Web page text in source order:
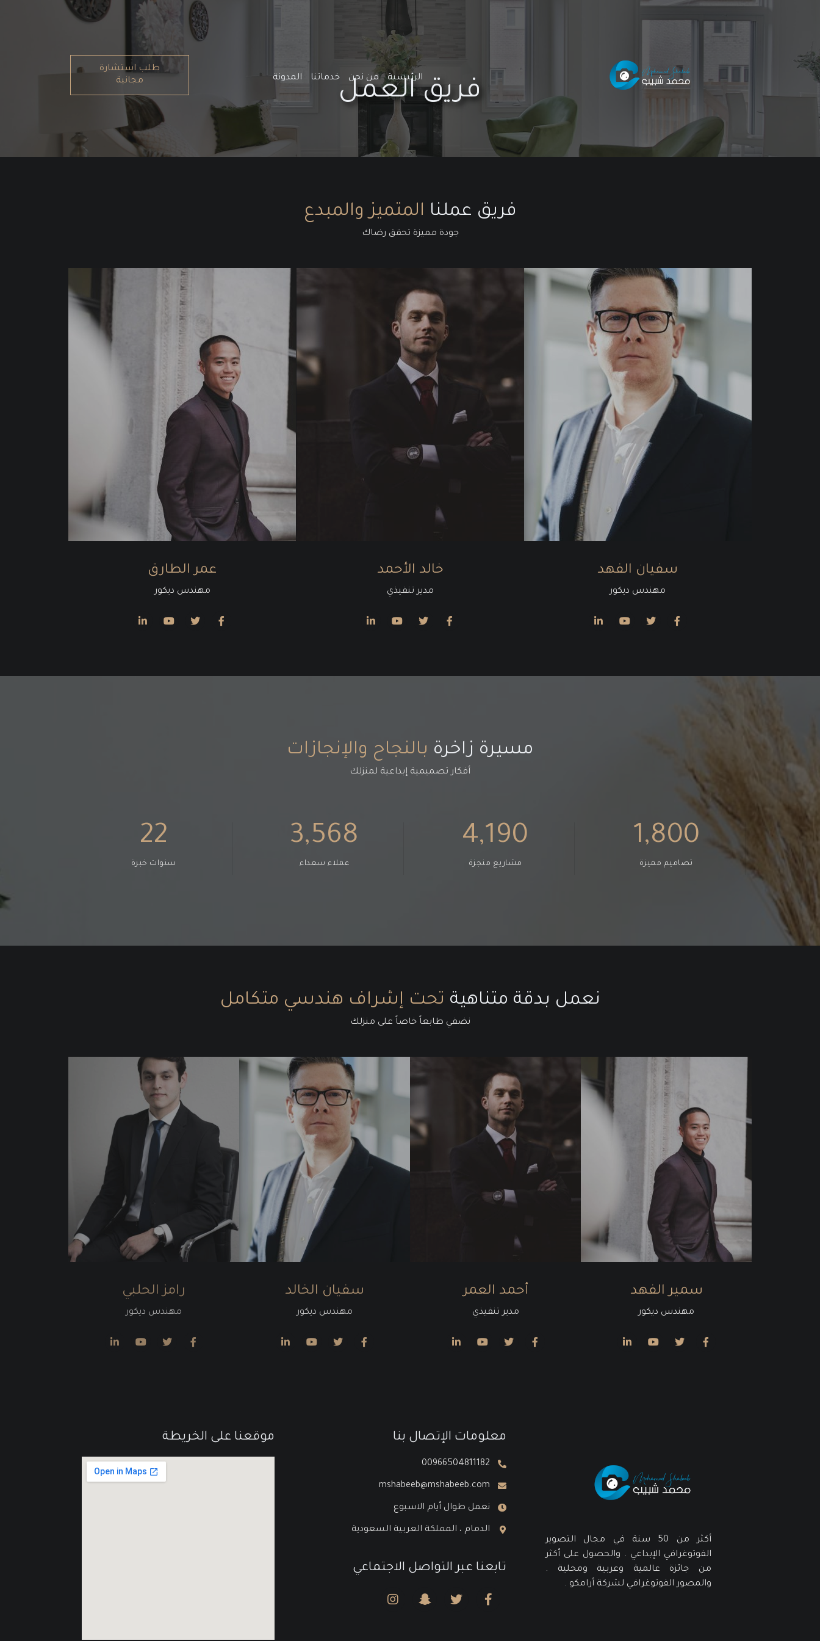
الرئيسية من نحن خدماتنا المدونة
طلب استشارة
مجانية
فريق العمل
فريق عملنا المتميز والمبدع
جودة مميزة تحقق رضاك
سفيان الفهد
مهندس ديكور
خالد الأحمد
مدير تنفيذي
عمر الطارق
مهندس ديكور
مسيرة زاخرة بالنجاح والإنجازات
أفكار تصميمية إبداعية لمنزلك
1,800
تصاميم مميزة
4,190
مشاريع منجزة
3,568
عملاء سعداء
22
سنوات خبرة
نعمل بدقة متناهية تحت إشراف هندسي متكامل
نضفي طابعاً خاصاً على منزلك
سمير الفهد
مهندس ديكور
أحمد العمر
مدير تنفيذي
سفيان الخالد
مهندس ديكور
رامز الحلبي
مهندس ديكور
أكثر من 50 سنة في مجال التصوير
الفوتوغرافي الإبداعي . والحصول على أكثر
من جائزة عالمية وعربية ومحلية .
والمصور الفوتوغرافي لشركة أرامكو .
معلومات الإتصال بنا
00966504811182
mshabeeb@mshabeeb.com
نعمل طوال أيام الاسبوع
الدمام ، المملكة العربية السعودية
تابعنا عبر التواصل الاجتماعي
موقعنا على الخريطة